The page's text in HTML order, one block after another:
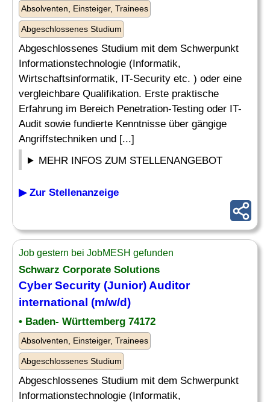
Absolventen, Einsteiger, Trainees
Abgeschlossenes Studium
Abgeschlossenes Studium mit dem Schwerpunkt
Informationstechnologie (Informatik,
Wirtschaftsinformatik, IT-Security etc. ) oder eine
vergleichbare Qualifikation. Erste praktische
Erfahrung im Bereich Penetration-Testing oder IT-
Audit sowie fundierte Kenntnisse über gängige
Angriffstechniken und [...]
MEHR INFOS ZUM STELLENANGEBOT
▶ Zur Stellenanzeige
Job gestern bei JobMESH gefunden
Schwarz Corporate Solutions
Cyber Security (Junior) Auditor
international (m/w/d)
• Baden- Württemberg 74172
Absolventen, Einsteiger, Trainees
Abgeschlossenes Studium
Abgeschlossenes Studium mit dem Schwerpunkt
Informationstechnologie (Informatik,